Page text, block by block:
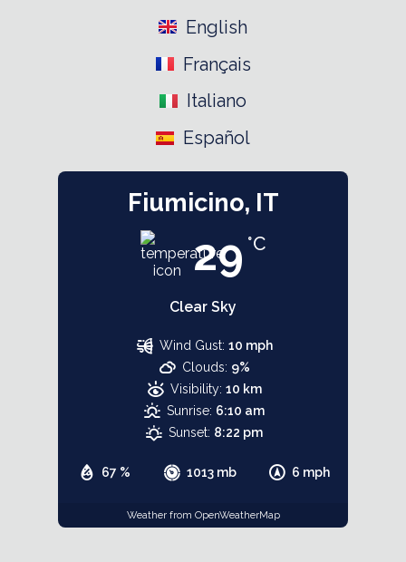
English
Français
Italiano
Español
Fiumicino, IT
29 °C
Clear Sky
67 % 1013 mb 6 mph
Wind Gust: 10 mph
Clouds: 9%
Visibility: 10 km
Sunrise: 6:10 am
Sunset: 8:22 pm
Weather from OpenWeatherMap